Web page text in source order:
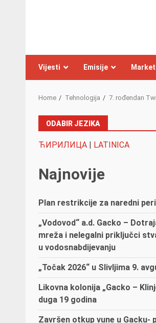
Vijesti Emisije
Home Tehnologija 7. rođendan
ODABIR JEZIKA
ЋИРИЛИЦА | LATINICA
Najnovije
Plan restrikcije za naredni
„Vodovod“ a.d. Gacko –
mreža i nelegalni priključci
u vodosnabdijevanju
„Točak 2026“ u Slivljima 9.
Likovna kolonija „Gacko –
duga 19 godina
Završen otkup vune u Gacku-